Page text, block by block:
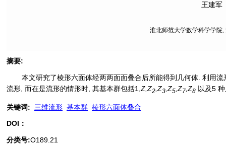
王建军
淮北师范大学数学科学学院
摘要:
本文研究了棱形六面体经两两面面叠合后所能得到几何体. 利用
流形, 而在是流形的情形时, 其基本群包括1, Z,Z2 ,Z3 ,Z5 ,Z7 ,Z8 以及5
关键词: 三维流形 基本群 棱形六面体叠合
DOI：
分类号:O189.21